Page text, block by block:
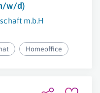
w/d)
m.b.H
Homeoffice